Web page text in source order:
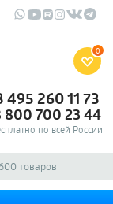
0
495 260 11 73
800 700 23 44
по всей России